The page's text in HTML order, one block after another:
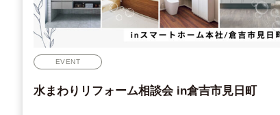
EVENT
水まわりリフォーム相談会 in倉吉市見日町